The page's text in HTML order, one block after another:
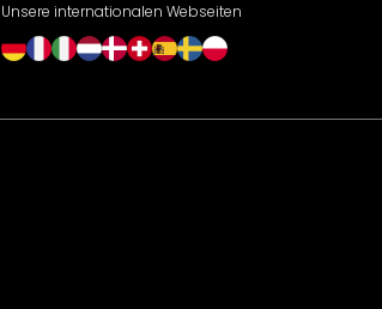
Unsere internationalen Webseiten